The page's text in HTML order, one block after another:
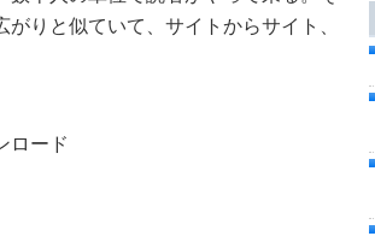
りと似ていて、サイトからサイト、
ロード